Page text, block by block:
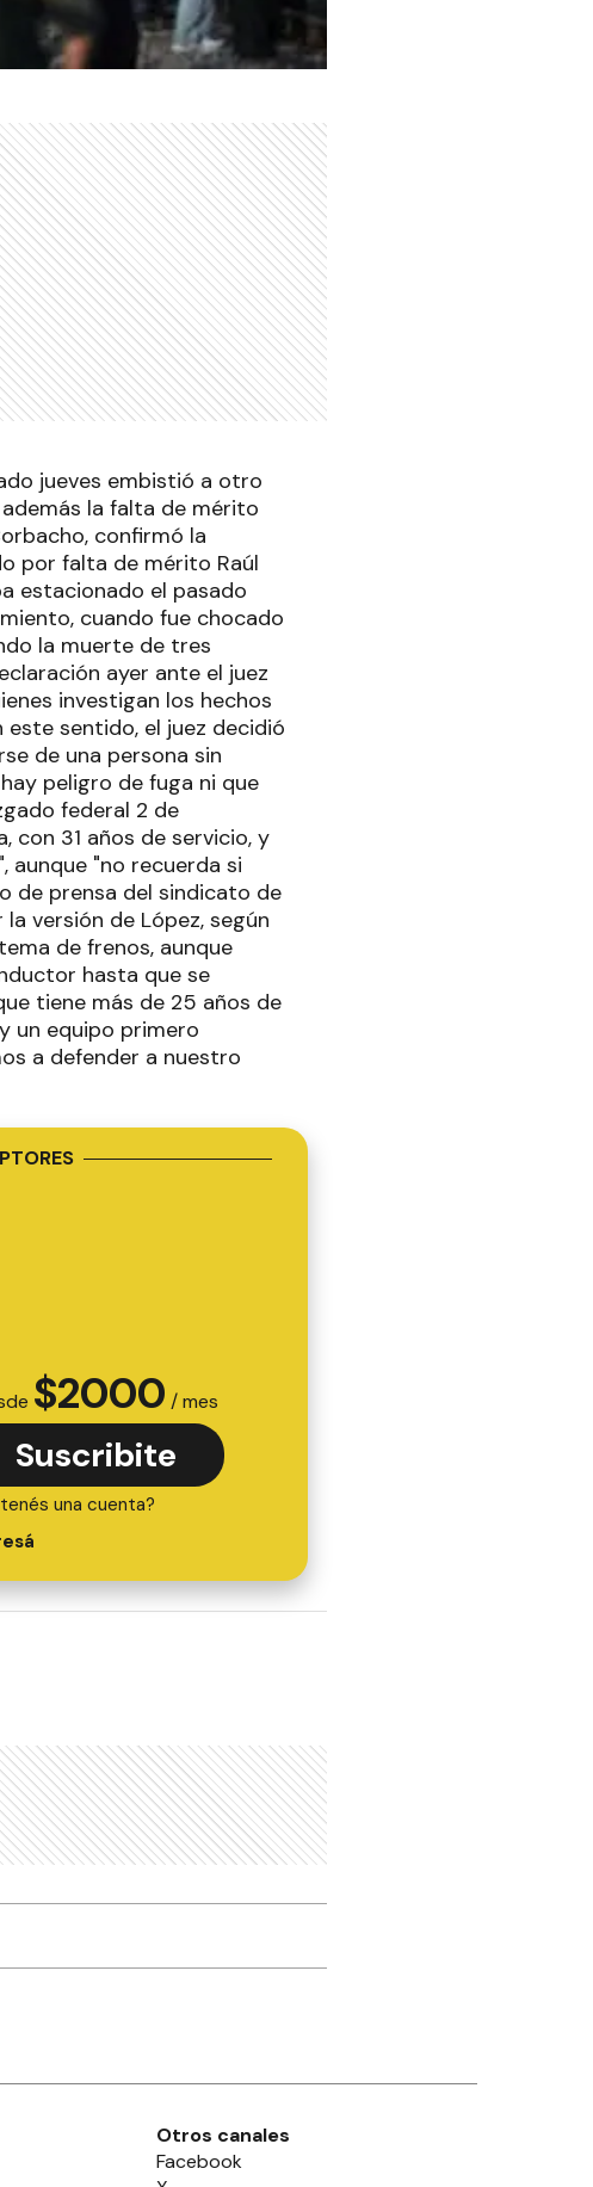
jueves embistió a otro
la falta de mérito
confirmó la
por falta de mérito Raúl
estacionado el pasado
cuando fue chocado
la muerte de tres
ayer ante el juez
investigan los hechos
sentido, el juez decidió
de una persona sin
peligro de fuga ni que
federal 2 de
con 31 años de servicio, y
aunque "no recuerda si
de prensa del sindicato de
versión de López, según
de frenos, aunque
hasta que se
tiene más de 25 años de
un equipo primero
a defender a nuestro
$2000 / mes
Suscribite
tenés una cuenta?
Otros canales
Facebook